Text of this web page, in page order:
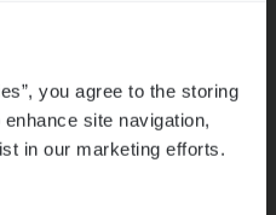
you agree to the storing
site navigation,
in our marketing efforts.
dossiers én droge